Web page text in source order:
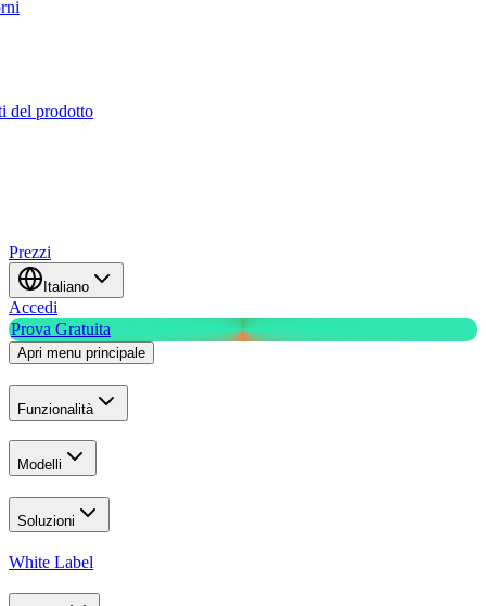
del prodotto
Prezzi
Italiano
Accedi
Prova Gratuita
Apri menu principale
Funzionalità
Modelli
Soluzioni
White Label